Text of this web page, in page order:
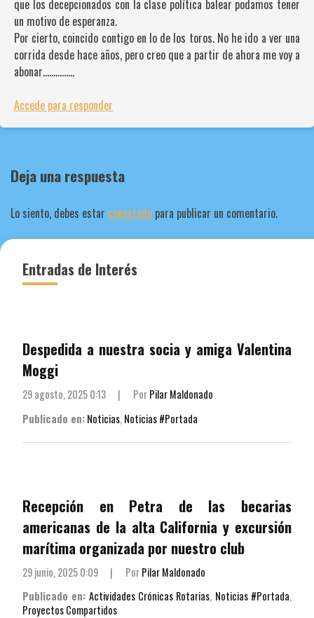
que los decepcionados con la clase política balear podamos tener
un motivo de esperanza.
Por cierto, coincido contigo en lo de los toros. No he ido a ver una
corrida desde hace años, pero creo que a partir de ahora me voy a
abonar……………
Accede para responder
Deja una respuesta
Lo siento, debes estar conectado para publicar un comentario.
Entradas de Interés
Despedida a nuestra socia y amiga Valentina
Moggi
29 agosto, 2025 0:13 | PorPilar Maldonado
Publicado en:Noticias, Noticias #Portada
Recepción en Petra de las becarias
americanas de la alta California y excursión
marítima organizada por nuestro club
29 junio, 2025 0:09 | PorPilar Maldonado
Publicado en: Actividades Crónicas Rotarias, Noticias #Portada,
Proyectos Compartidos